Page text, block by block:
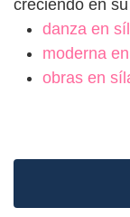
creciendo en
danza en
moderna
obras en